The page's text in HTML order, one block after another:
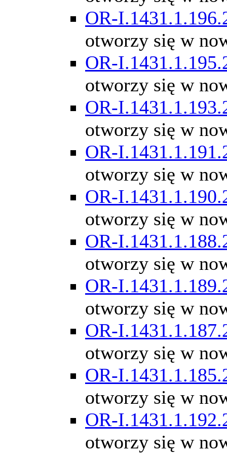
OR-
otworzy się w
OR-
otworzy się w
OR-
otworzy się w
OR-
otworzy się w
OR-
otworzy się w
OR-
otworzy się w
OR-
otworzy się w
OR-
otworzy się w
OR-
otworzy się w
OR-
otworzy się w